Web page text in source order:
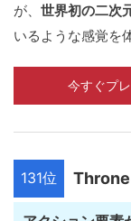
が、 世界初の二次
いるような感覚を
今すぐプ
131位